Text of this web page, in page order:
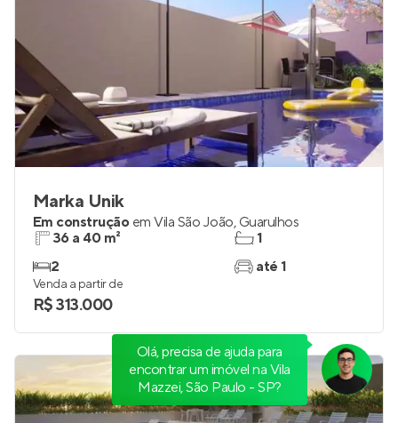
Marka Unik
Em construção em Vila São João, Guarulhos
36 a 40 m²
2
1
até 1
Venda a partir de
R$ 313.000
Olá, precisa de ajuda para
encontrar um imóvel na Vila
Mazzei, São Paulo - SP?